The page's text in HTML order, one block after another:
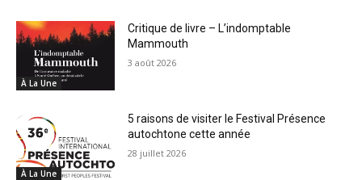
À La Une
Critique de livre – L’indomptable
Mammouth
3 août 2026
À La Une
5 raisons de visiter le Festival Présence
autochtone cette année
28 juillet 2026